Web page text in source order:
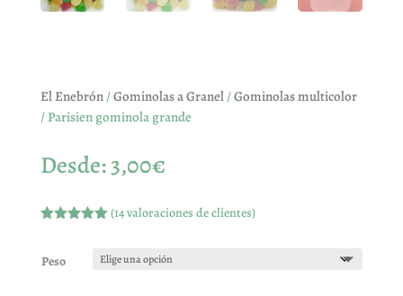
El Enebrón/Gominolas a Granel/Gominolas multicolor
/ Parisien gominola grande
Desde:3,00€
5 en base
a
(14valoraciones de clientes)
Peso